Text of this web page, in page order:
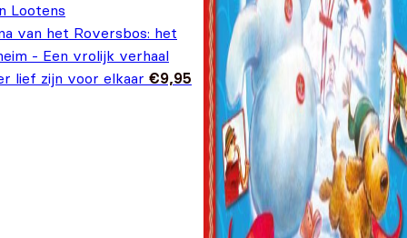
Lootens
van het Roversbos: het
- Een vrolijk verhaal
lief zijn voor elkaar €9,95